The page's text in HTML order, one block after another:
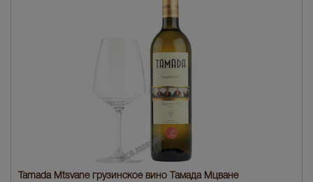
Tamada Mtsvane грузинское вино Тамада Мцване